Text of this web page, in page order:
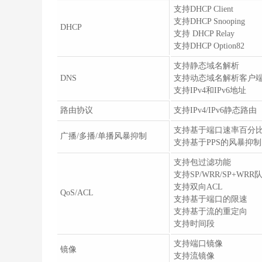
DHCP
支持DHCP Client
支持DHCP Snooping
支持 DHCP Relay
支持DHCP Option82
DNS
支持静态域名解析
支持动态域名解析客户
支持IPv4和IPv6地址
路由协议 支持IPv4/IPv6静态路由
广播/多播/单播风暴抑制
支持基于端口速率百分
支持基于PPS的风暴抑制
QoS/ACL
支持包过滤功能
支持SP/WRR/SP+WRR
支持双向ACL
支持基于端口的限速
支持基于流的重定向
支持时间段
镜像
支持端口镜像
支持流镜像